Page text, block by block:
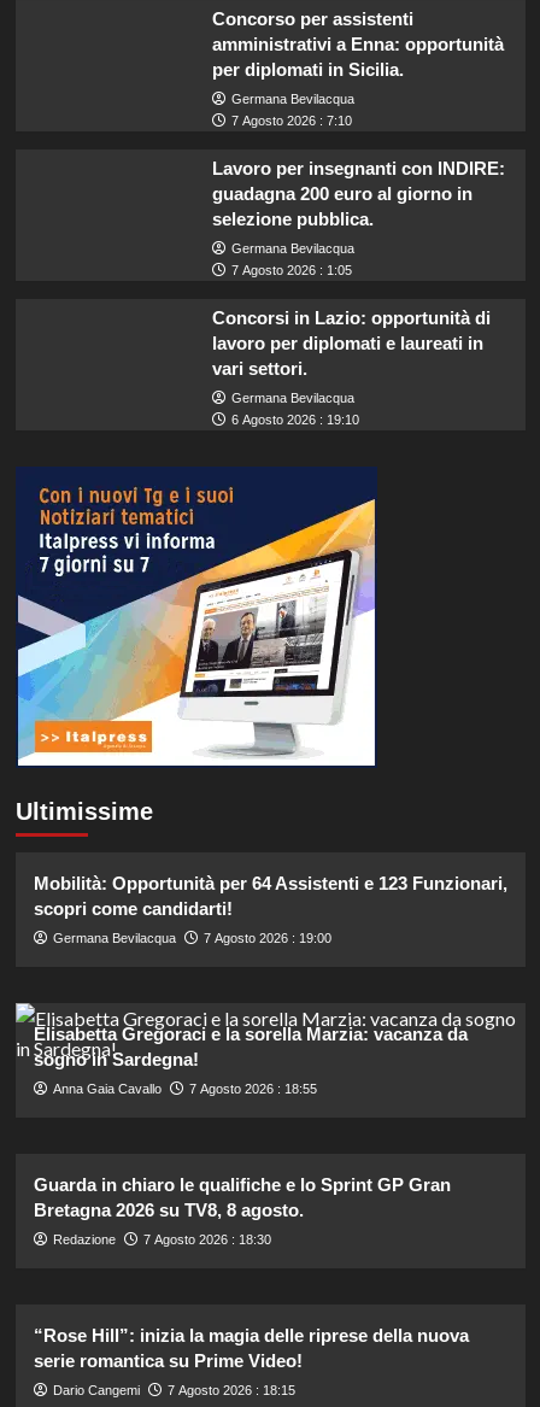
Concorso per assistenti
amministrativi a Enna: opportunità
per diplomati in Sicilia.
Germana Bevilacqua
7 Agosto 2026 : 7:10
Lavoro per insegnanti con INDIRE:
guadagna 200 euro al giorno in
selezione pubblica.
Germana Bevilacqua
7 Agosto 2026 : 1:05
Concorsi in Lazio: opportunità di
lavoro per diplomati e laureati in
vari settori.
Germana Bevilacqua
6 Agosto 2026 : 19:10
Ultimissime
Mobilità: Opportunità per 64 Assistenti e 123 Funzionari,
scopri come candidarti!
Germana Bevilacqua 7 Agosto 2026 : 19:00
Elisabetta Gregoraci e la sorella Marzia: vacanza da
sogno in Sardegna!
Anna Gaia Cavallo 7 Agosto 2026 : 18:55
Guarda in chiaro le qualifiche e lo Sprint GP Gran
Bretagna 2026 su TV8, 8 agosto.
Redazione 7 Agosto 2026 : 18:30
“Rose Hill”: inizia la magia delle riprese della nuova
serie romantica su Prime Video!
Dario Cangemi 7 Agosto 2026 : 18:15